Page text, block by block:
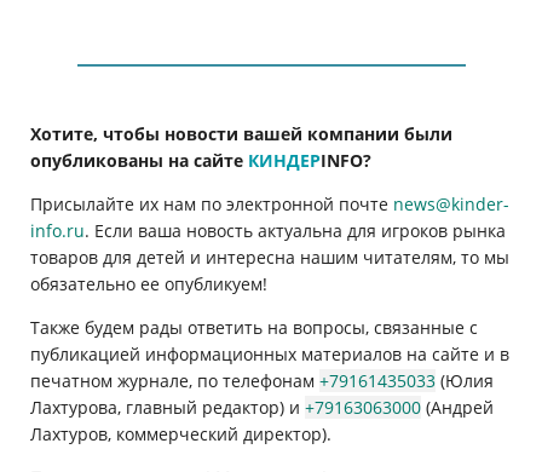
Хотите, чтобы новости вашей компании были
опубликованы на сайте КИНДЕРINFO?
Присылайте их нам по электронной почте news@kinder-
info.ru. Если ваша новость актуальна для игроков рынка
товаров для детей и интересна нашим читателям, то мы
обязательно ее опубликуем!
Также будем рады ответить на вопросы, связанные с
публикацией информационных материалов на сайте и в
печатном журнале, по телефонам +79161435033 (Юлия
Лахтурова, главный редактор) и +79163063000 (Андрей
Лахтуров, коммерческий директор).